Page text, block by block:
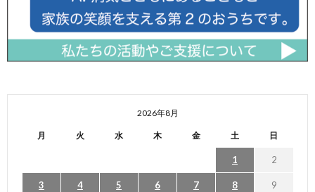
2026年8月
月 火 水 木 金 土 日
1 2
3 4 5 6 7 8 9